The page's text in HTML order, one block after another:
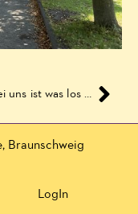
uns ist was los …
Braunschweig
LogIn